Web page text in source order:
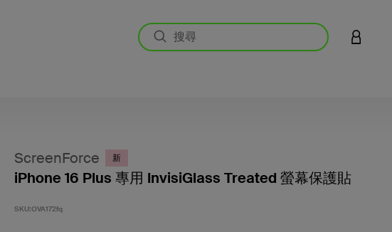
登入您
ScreenForce 新
iPhone 16 Plus 專用 InvisiGlass Treated 螢幕保護貼
SKU:OVA172fq